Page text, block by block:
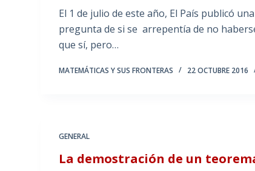
El 1 de julio de este año, El País publicó
pregunta de si se arrepentía de no
que sí, pero…
MATEMÁTICAS Y SUS FRONTERAS 22 OCTUBRE 2016
GENERAL
La demostración de un